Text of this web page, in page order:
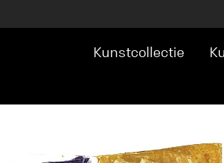
Kunstcollectie